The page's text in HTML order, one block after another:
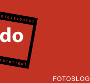
FOTOBLOG